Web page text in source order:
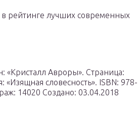
в рейтинге лучших современных
Авроры». Страница:
словесность». ISBN: 978-
14020 Создано: 03.04.2018